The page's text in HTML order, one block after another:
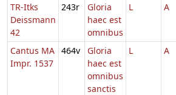
TR-Itks
Deissmann
42
243r
Gloria
haec est
omnibus
L A
Cantus MA
Impr. 1537
464v
Gloria
haec est
omnibus
sanctis
L A